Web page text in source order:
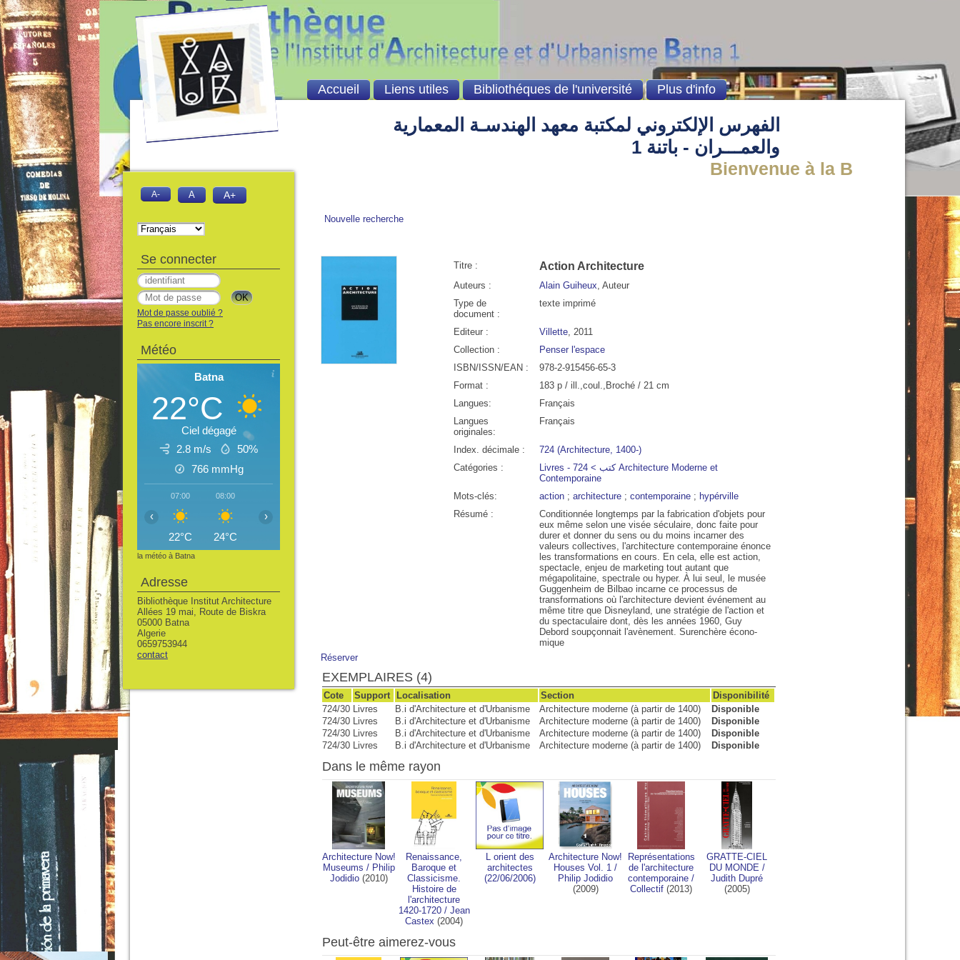
الفهرس الإلكتروني لمكتبة معهد الهندسـة المعمارية
والعمـــران - باتنة 1
Bienvenue à la Bibliothèque
Nouvelle recherche
Titre : Action Architecture
Auteurs : Alain Guiheux, Auteur
Type de
document :
texte imprimé
Editeur : Villette, 2011
Collection :
Penser l'espace
ISBN/ISSN/EAN :
978-2-915456-65-3
Format :
183 p / ill.,coul.,Broché / 21 cm
Langues:
Français
Langues
originales:
Français
Index. décimale :
724 (Architecture, 1400-)
Catégories :
Livres - كتب > 724 Architecture Moderne et
Contemporaine
Mots-clés:
action ;architecture ;contemporaine ; hypérville
Résumé :
Conditionnée longtemps par la fabrication d'objets pour
eux même selon une visée séculaire, donc faite pour
durer et donner du sens ou du moins incarner des
valeurs collectives, l'architecture contemporaine énonce
les transformations en cours. En cela, elle est action,
spectacle, enjeu de marketing tout autant que
mégapolitaine, spectrale ou hyper. À lui seul, le musée
Guggenheim de Bilbao incarne ce processus de
transformations où l'architecture devient événement au
même titre que Disneyland, une stratégie de l'action et
du spectaculaire dont, dès les années 1960, Guy
Debord soupçonnait l'avènement. Surenchère écono­
mique
Réserver
EXEMPLAIRES (4)
Cote Support Localisation Section
Disponibilité
724/30 Livres B.i d'Architecture et d'Urbanisme Architecture moderne (à partir de 1400)
Disponible
724/30 Livres B.i d'Architecture et d'Urbanisme Architecture moderne (à partir de 1400)
Disponible
724/30 Livres B.i d'Architecture et d'Urbanisme Architecture moderne (à partir de 1400)
Disponible
724/30 Livres B.i d'Architecture et d'Urbanisme Architecture moderne (à partir de 1400) Disponible
Dans le même rayon
Architecture Now!
Museums / Philip
Jodidio(2010)
Renaissance,
Baroque et
Classicisme.
Histoire de
l'architecture
1420-1720/ Jean
Castex (2004)
L orient des
architectes
(22/06/2006)
Architecture Now!
Houses Vol. 1 /
Philip Jodidio
(2009)
Représentations
de l'architecture
contemporaine /
Collectif (2013)
GRATTE-CIEL
DU MONDE /
Judith Dupré
(2005)
Peut-être aimerez-vous
Accueil Liens utiles Bibliothéques de l'université Plus d'info
A- A A+
Se connecter
Mot de passe oublié ?
Pas encore inscrit ?
Météo
Batna
22°C
Ciel dégagé
2.8 m/s
50%
766 mmHg
07:00
22°C
08:00
24°C
13:00 14:00 15:00
32°C
16:00
32°C
17:00
31°C
18:00
30°C
19:00
29°C
23:00 00:00
23°C
‹ ›
la météo à Batna
Adresse
Bibliothèque Institut Architecture
Allées 19 mai, Route de Biskra
05000 Batna
Algerie
0659753944
contact